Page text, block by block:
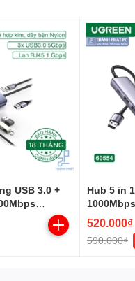
USB 3.0 +
Hub 5 in
Ugreen
520.000₫
590.000₫